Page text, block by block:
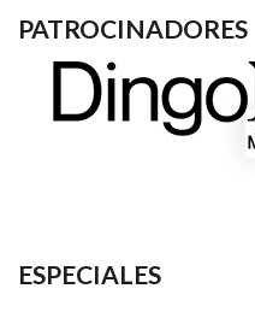
PATROCINADORES
ESPECIALES